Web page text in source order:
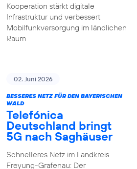
Kooperation stärkt digitale
Infrastruktur und verbessert
Mobilfunkversorgung im ländlichen
Raum
02. Juni 2026
BESSERES NETZ FÜR DEN BAYERISCHEN
WALD
Telefónica
Deutschland bringt
5G nach Saghäuser
Schnelleres Netz im Landkreis
Freyung-Grafenau: Der